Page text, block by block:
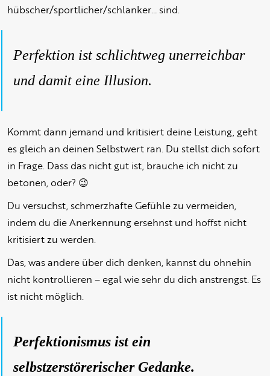
hübscher/sportlicher/schlanker… sind.
Perfektion ist schlichtweg unerreichbar
und damit eine Illusion.
Kommt dann jemand und kritisiert deine Leistung, geht
es gleich an deinen Selbstwert ran. Du stellst dich sofort
in Frage. Dass das nicht gut ist, brauche ich nicht zu
betonen, oder? 😉
Du versuchst, schmerzhafte Gefühle zu vermeiden,
indem du die Anerkennung ersehnst und hoffst nicht
kritisiert zu werden.
Das, was andere über dich denken, kannst du ohnehin
nicht kontrollieren – egal wie sehr du dich anstrengst. Es
ist nicht möglich.
Perfektionismus ist ein
selbstzerstörerischer Gedanke.